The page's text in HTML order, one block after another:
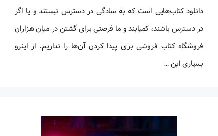
دانلود کتاب‌هایی است که به سادگی در دسترس نیستند و یا اگر
در دسترس باشند، کمیابند و ما فرصتی برای گشتن در میان هزاران
فروشگاه کتاب فروشی برای پیدا کردن آن‌ها را نداریم. از اینرو
بسیاری این …